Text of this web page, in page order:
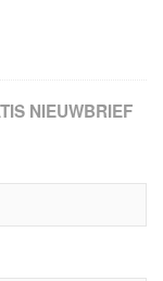
NIEUWBRIEF